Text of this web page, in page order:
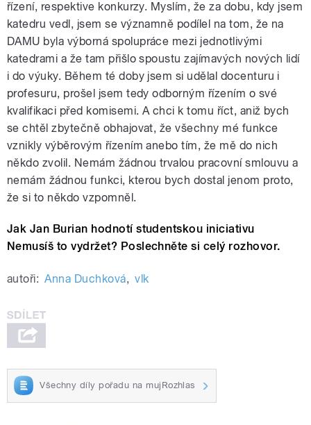
řízení, respektive konkurzy. Myslím, že za dobu, kdy jsem
katedru vedl, jsem se významně podílel na tom, že na
DAMU byla výborná spolupráce mezi jednotlivými
katedrami a že tam přišlo spoustu zajímavých nových lidí
i do výuky. Během té doby jsem si udělal docenturu i
profesuru, prošel jsem tedy odborným řízením o své
kvalifikaci před komisemi. A chci k tomu říct, aniž bych
se chtěl zbytečně obhajovat, že všechny mé funkce
vznikly výběrovým řízením anebo tím, že mě do nich
někdo zvolil. Nemám žádnou trvalou pracovní smlouvu a
nemám žádnou funkci, kterou bych dostal jenom proto,
že si to někdo vzpomněl.
Jak Jan Burian hodnotí studentskou iniciativu
Nemusíš to vydržet? Poslechněte si celý rozhovor.
autoři: Anna Duchková, vlk
Všechny díly pořadu na mujRozhlas